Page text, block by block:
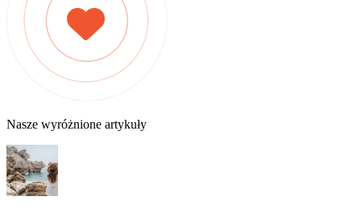
Nasze wyróżnione artykuły